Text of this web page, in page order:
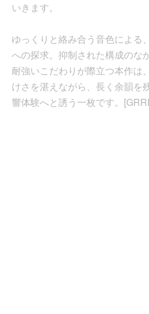
いきます。
ゆっくりと絡み合う音色による
への探求。抑制された構成のな
耐強いこだわりが際立つ本作は
けさを湛えながら、長く余韻を
響体験へと誘う一枚です。